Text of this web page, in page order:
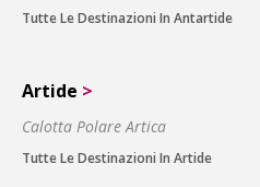
Tutte Le Destinazioni In Antartide
Artide >
Calotta Polare Artica
Tutte Le Destinazioni In Artide